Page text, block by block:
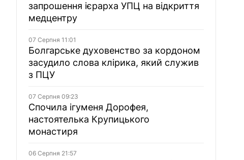
запрошення ієрарха УПЦ на відкриття
медцентру
07 Серпня 11:01
Болгарське духовенство за кордоном
засудило слова клірика, який служив
з ПЦУ
07 Серпня 09:23
Спочила ігуменя Дорофея,
настоятелька Крупицького
монастиря
06 Серпня 21:57